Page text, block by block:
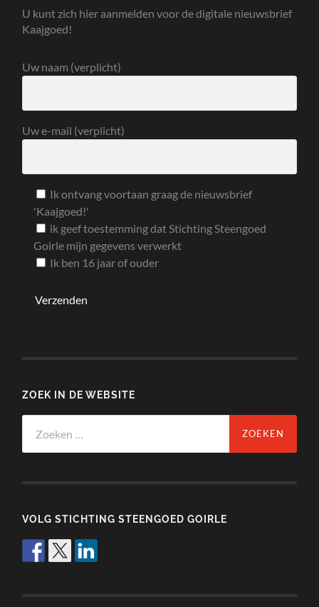
U kunt zich hier aanmelden voor de digitale nieuwsbrief
Kaajgoed!
Uw naam (verplicht)
Uw e-mail (verplicht)
Ik ontvang voortaan graag de nieuwsbrief
'Kaajgoed!'
ik geef toestemming dat Stichting Steengoed
Goirle mijn gegevens verwerkt
Ik ben 16 jaar of ouder
ZOEK IN DE WEBSITE
naar:
VOLG STICHTING STEENGOED GOIRLE